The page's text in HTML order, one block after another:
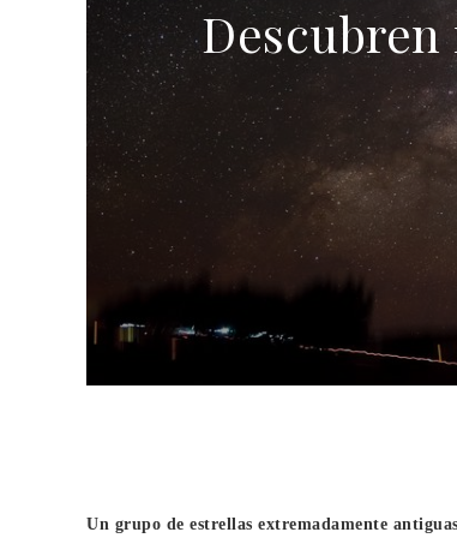
Un grupo de estrellas extremadamente